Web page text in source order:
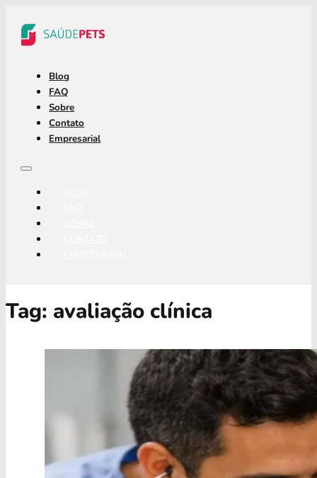
Blog
FAQ
Sobre
Contato
Empresarial
Tag: avaliação clínica